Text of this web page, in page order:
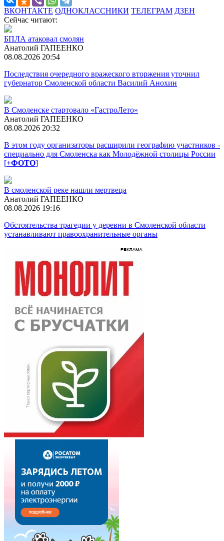
ВКОНТАКТЕ ОДНОКЛАССНИКИ ТЕЛЕГРАМ ДЗЕН
Сейчас читают:
БПЛА атаковал смолян
Анатолий ГАПЕЕНКО
08.08.2026 20:54
Последствия очередного вражеского вторжения уточнил
губернатор Смоленской области Василий Анохин
В Смоленске стартовало «ГастроЛето»
Анатолий ГАПЕЕНКО
08.08.2026 20:32
В этом году организаторы расширили географию участников -
специально для Смоленска как Молодёжной столицы России
[+ФОТО]
В смоленской реке нашли мертвеца
Анатолий ГАПЕЕНКО
08.08.2026 19:16
Обстоятельства трагедии у деревни в Смоленской области
устанавливают правоохранительные органы